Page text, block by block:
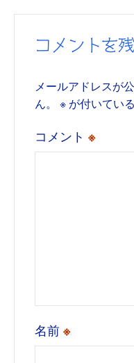
コメントを
メールアドレスが
ん。
※ が付いてい
コメント ※
名前※